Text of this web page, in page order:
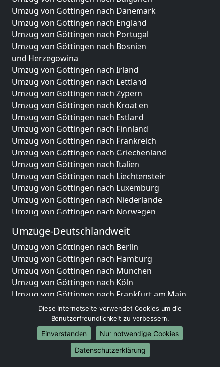
Umzug von Göttingen nach Dänemark
Umzug von Göttingen nach England
Umzug von Göttingen nach Portugal
Umzug von Göttingen nach Bosnien
und Herzegowina
Umzug von Göttingen nach Irland
Umzug von Göttingen nach Lettland
Umzug von Göttingen nach Zypern
Umzug von Göttingen nach Kroatien
Umzug von Göttingen nach Estland
Umzug von Göttingen nach Finnland
Umzug von Göttingen nach Frankreich
Umzug von Göttingen nach Griechenland
Umzug von Göttingen nach Italien
Umzug von Göttingen nach Liechtenstein
Umzug von Göttingen nach Luxemburg
Umzug von Göttingen nach Niederlande
Umzug von Göttingen nach Norwegen
Umzüge-Deutschlandweit
Umzug von Göttingen nach Berlin
Umzug von Göttingen nach Hamburg
Umzug von Göttingen nach München
Umzug von Göttingen nach Köln
Umzug von Göttingen nach Frankfurt am Main
Umzug von Göttingen nach Stuttgart
Umzug von Göttingen nach Düsseldorf
Umzug von Göttingen nach Leipzig
Umzug von Göttingen nach Dortmund
Umzug von Göttingen nach Essen
Diese Internetseite verwendet Cookies um die
Benutzerfreundlichkeit zu verbessern.
Einverstanden
Nur notwendige Cookies
Datenschutzerklärung